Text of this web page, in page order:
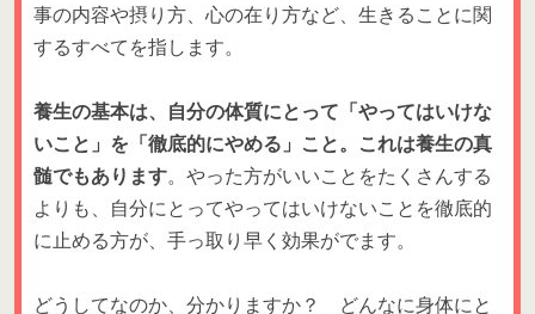
事の内容や摂り方、心の在り方など、生きることに関
するすべてを指します。
養生の基本は、自分の体質にとって「やってはいけな
いこと」を「徹底的にやめる」こと。これは養生の真
髄でもあります。やった方がいいことをたくさんする
よりも、自分にとってやってはいけないことを徹底的
に止める方が、手っ取り早く効果がでます。
どうしてなのか、分かりますか？ どんなに身体にと